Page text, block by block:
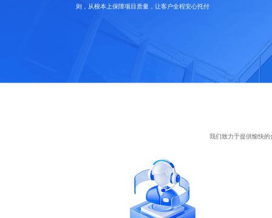
则，从根本上保障项目质量，让客户全程安心托付
我们致力于提供愉快